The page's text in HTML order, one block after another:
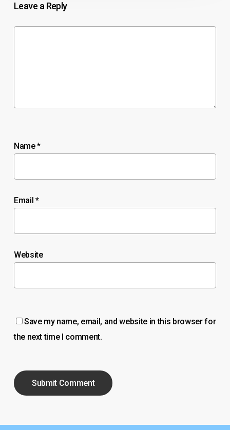
Leave a Reply
Name*
Email *
Website
Save my name, email, and website in this browser for
the next time I comment.